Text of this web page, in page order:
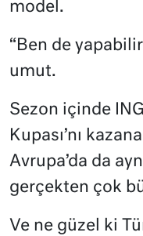
model.
“Ben de
umut.
Sezon içinde
Kupası’nı
Avrupa’da da
gerçekten çok
Ve ne güzel ki